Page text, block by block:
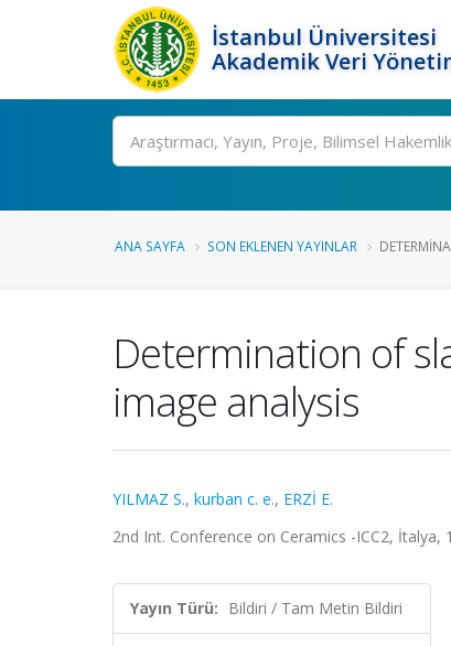
İstanbul Üniversitesi
Akademik Veri
Ara
ANA SAYFA SON EKLENEN YAYINLAR
Determination of
image analysis
YILMAZ S., kurban c. e., ERZİ E.
2nd Int. Conference on Ceramics -ICC2,
Yayın Türü: Bildiri / Tam Metin Bildiri